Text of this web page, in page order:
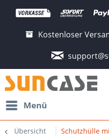
Kostenloser
Menü
Übersicht Schutzhülle